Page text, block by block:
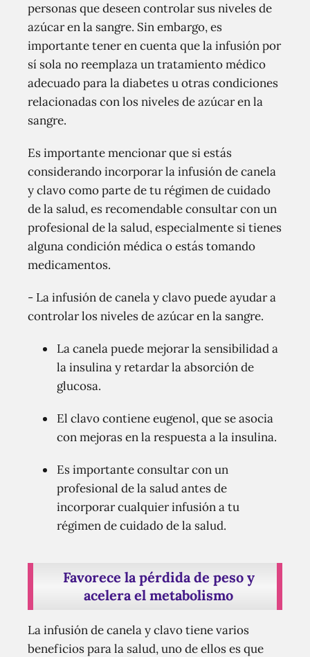
personas que deseen controlar sus niveles de
azúcar en la sangre. Sin embargo, es
importante tener en cuenta que la infusión por
sí sola no reemplaza un tratamiento médico
adecuado para la diabetes u otras condiciones
relacionadas con los niveles de azúcar en la
sangre.
Es importante mencionar que si estás
considerando incorporar la infusión de canela
y clavo como parte de tu régimen de cuidado
de la salud, es recomendable consultar con un
profesional de la salud, especialmente si tienes
alguna condición médica o estás tomando
medicamentos.
- La infusión de canela y clavo puede ayudar a
controlar los niveles de azúcar en la sangre.
La canela puede mejorar la sensibilidad a
la insulina y retardar la absorción de
glucosa.
El clavo contiene eugenol, que se asocia
con mejoras en la respuesta a la insulina.
Es importante consultar con un
profesional de la salud antes de
incorporar cualquier infusión a tu
régimen de cuidado de la salud.
Favorece la pérdida de peso y
acelera el metabolismo
La infusión de canela y clavo tiene varios
beneficios para la salud, uno de ellos es que